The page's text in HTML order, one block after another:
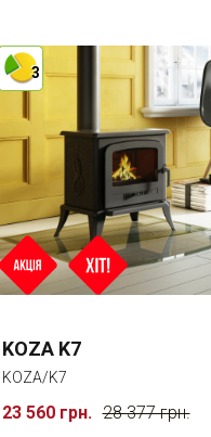
3
KOZA K7
KOZA/K7
23 560 грн. 28 377 грн.